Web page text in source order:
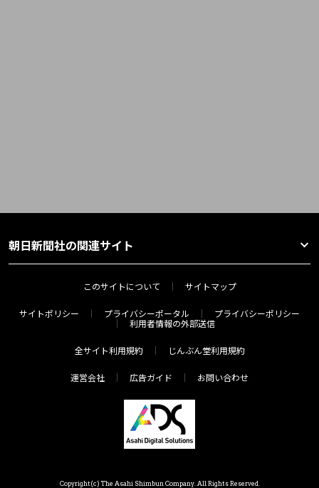
朝日新聞社の関連サイト
このサイトについて サイトマップ
サイトポリシー プライバシーポータル
プライバシーポリシー
利用者情報の外部送信
全サイト利用規約 じんぶん堂利用規約
運営会社 広告ガイド お問い合わせ
Copyright(c) The Asahi Shimbun Company. All Rights Reserved.